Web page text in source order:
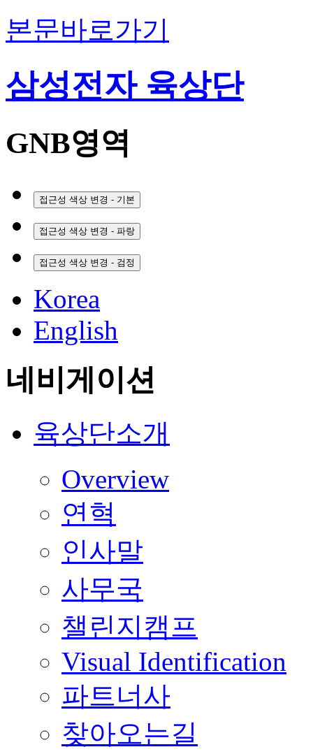
본문바로가기
삼성전자 육상단
GNB영역
접근성 색상 변경 - 기본
접근성 색상 변경 - 파랑
접근성 색상 변경 - 검정
Korea
English
네비게이션
육상단소개
Overview
연혁
인사말
사무국
챌린지캠프
Visual Identification
파트너사
찾아오는길